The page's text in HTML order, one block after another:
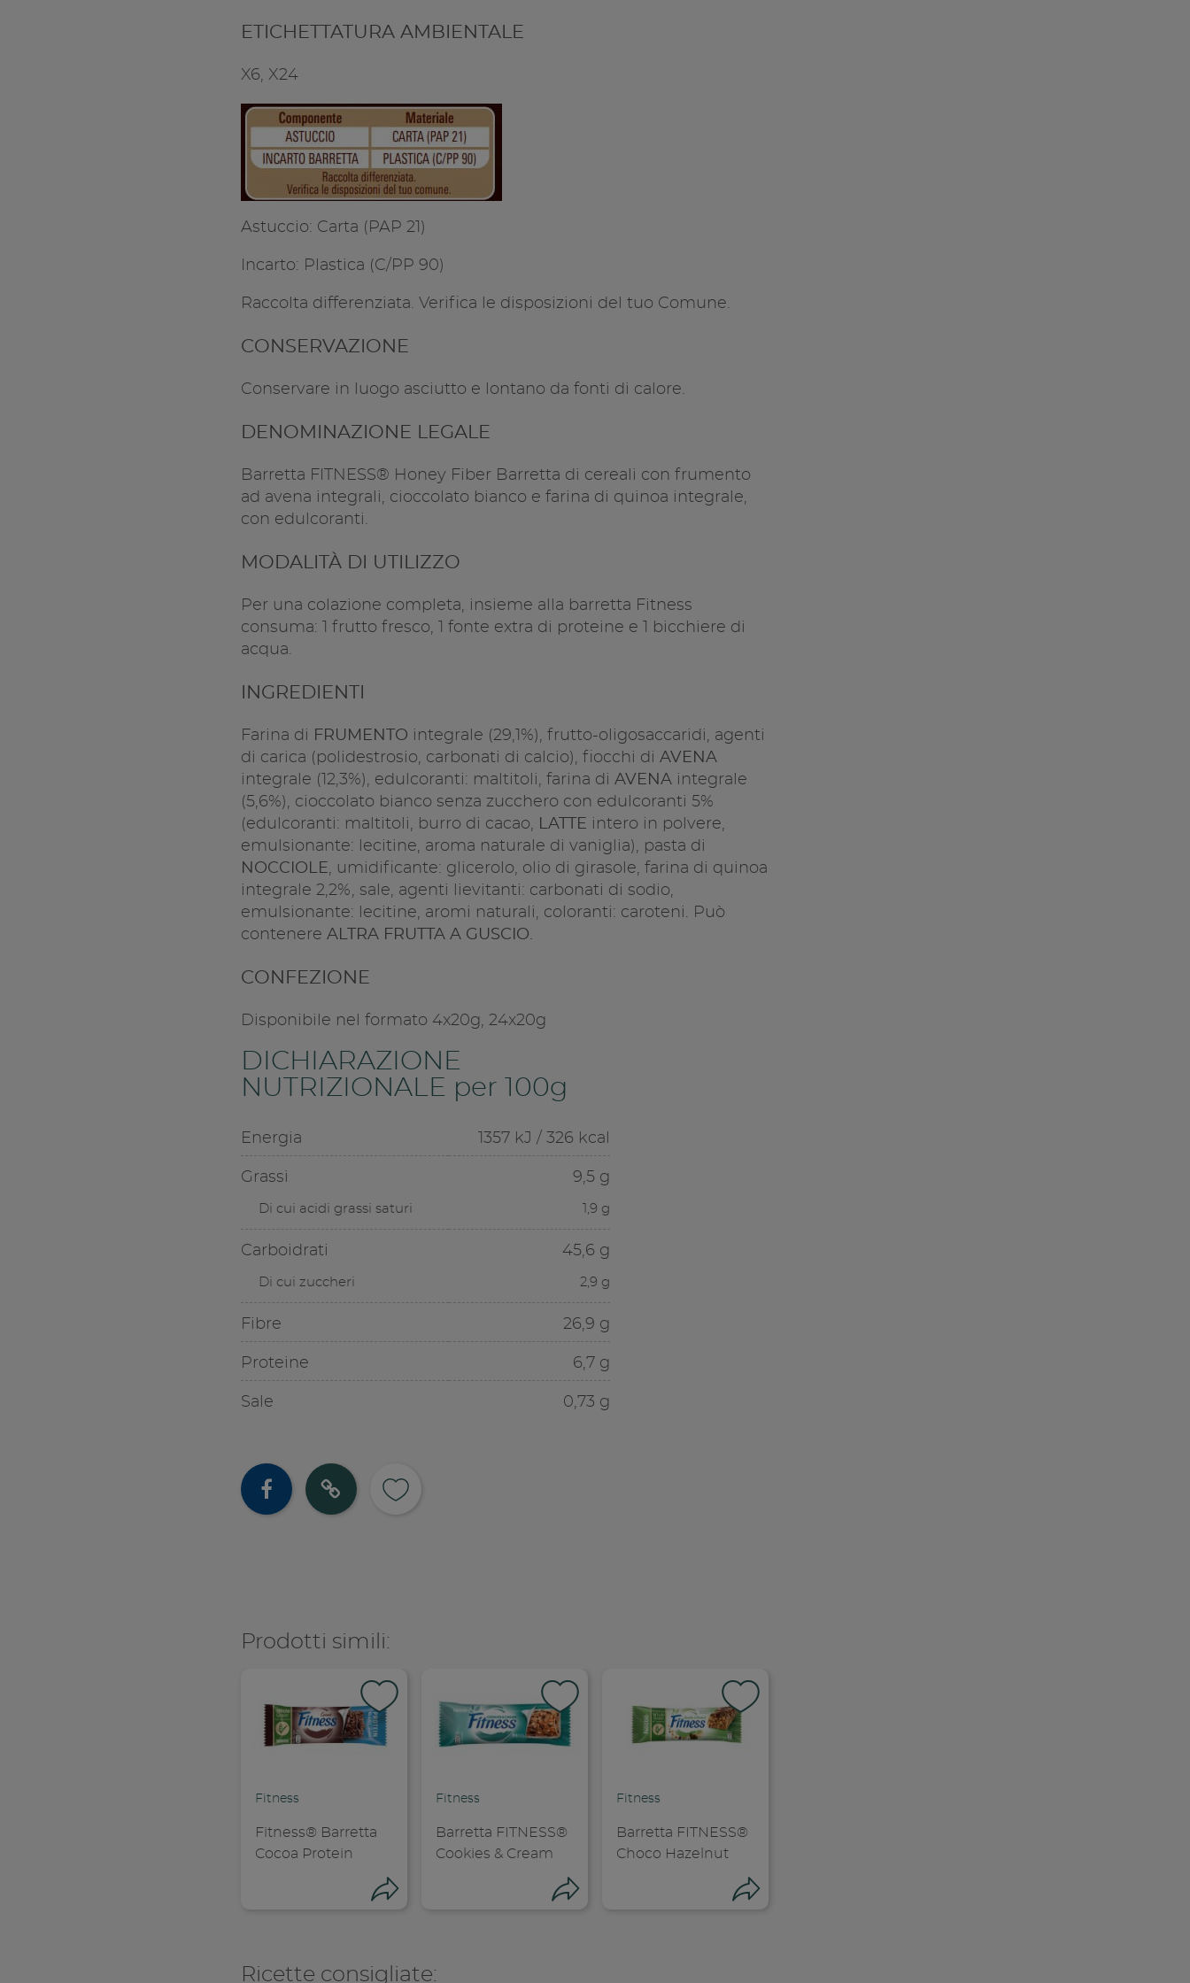
ETICHETTATURA AMBIENTALE
X6, X24
Astuccio: Carta (PAP 21)
Incarto: Plastica (C/PP 90)
Raccolta differenziata. Verifica le disposizioni del tuo Comune.
CONSERVAZIONE
Conservare in luogo asciutto e lontano da fonti di calore.
DENOMINAZIONE LEGALE
Barretta FITNESS® Honey Fiber Barretta di cereali con frumento
ad avena integrali, cioccolato bianco e farina di quinoa integrale,
con edulcoranti.
MODALITÀ DI UTILIZZO
Per una colazione completa, insieme alla barretta Fitness
consuma: 1 frutto fresco, 1 fonte extra di proteine e 1 bicchiere di
acqua.
INGREDIENTI
Farina di FRUMENTO integrale (29,1%), frutto-oligosaccaridi, agenti
di carica (polidestrosio, carbonati di calcio), fiocchi di AVENA
integrale (12,3%), edulcoranti: maltitoli, farina di AVENAintegrale
(5,6%), cioccolato bianco senza zucchero con edulcoranti 5%
(edulcoranti: maltitoli, burro di cacao, LATTE intero in polvere,
emulsionante: lecitine, aroma naturale di vaniglia), pasta di
NOCCIOLE, umidificante: glicerolo, olio di girasole, farina di quinoa
integrale 2,2%, sale, agenti lievitanti: carbonati di sodio,
emulsionante: lecitine, aromi naturali, coloranti: caroteni. Può
contenere ALTRA FRUTTA A GUSCIO.
CONFEZIONE
Disponibile nel formato 4x20g, 24x20g
DICHIARAZIONE
NUTRIZIONALE per 100g
Energia 1357 kJ / 326 kcal
Grassi 9,5 g
Di cui acidi grassi saturi 1,9 g
Carboidrati 45,6 g
Di cui zuccheri 2,9 g
Fibre 26,9 g
Proteine 6,7 g
Sale 0,73 g
Condividi su facebook
Prodotti simili:
Fitness
Fitness® Barretta
Cocoa Protein
Condividi
Fitness
Barretta FITNESS®
Cookies & Cream
Condividi
Fitness
Barretta FITNESS®
Choco Hazelnut
Condividi
Ricette consigliate: